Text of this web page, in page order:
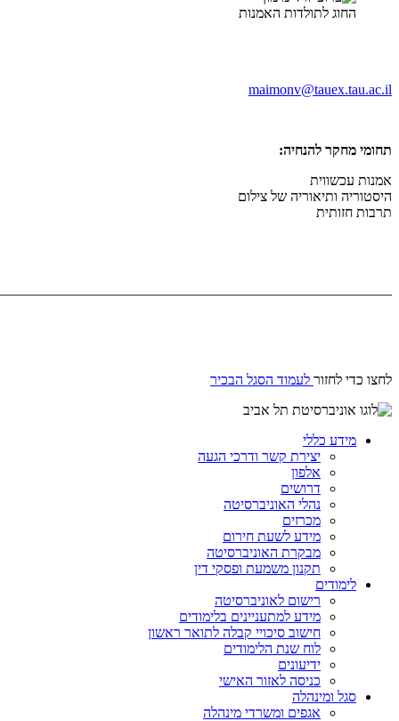
החוג לתולדות האמנות
maimonv@tauex.tau.ac.il
תחומי מחקר להנחיה:
אמנות עכשווית
היסטוריה ותיאוריה של צילום
תרבות חזותית
לחצו כדי לחזור לעמוד הסגל הבכיר
מידע כללי
יצירת קשר ודרכי הגעה
אלפון
דרושים
נהלי האוניברסיטה
מכרזים
מידע לשעת חירום
מבקרת האוניברסיטה
תקנון משמעת ופסקי דין
לימודים
רישום לאוניברסיטה
מידע למתעניינים בלימודים
חישוב סיכויי קבלה לתואר ראשון
לוח שנת הלימודים
ידיעונים
כניסה לאזור האישי
סגל ומינהלה
אגפים ומשרדי מינהלה